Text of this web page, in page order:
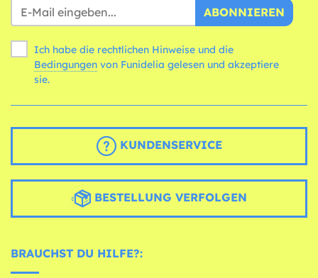
ABONNIEREN
Ich habe die rechtlichen Hinweise und die
Bedingungen
sie.
KUNDENSERVICE
BESTELLUNG VERFOLGEN
BRAUCHST DU HILFE?: